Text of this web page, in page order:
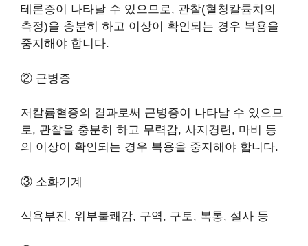
테론증이 나타날 수 있으므로, 관찰(혈청칼륨치의
측정)을 충분히 하고 이상이 확인되는 경우 복용을
중지해야 합니다.
② 근병증
저칼륨혈증의 결과로써 근병증이 나타날 수 있으므
로, 관찰을 충분히 하고 무력감, 사지경련, 마비 등
의 이상이 확인되는 경우 복용을 중지해야 합니다.
③ 소화기계
식욕부진, 위부불쾌감, 구역, 구토, 복통, 설사 등